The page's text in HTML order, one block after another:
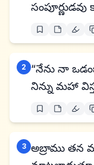
సంపూర్ణుడవు
2
“నేను నా
నిన్ను మహా
3 అబ్రాము తన